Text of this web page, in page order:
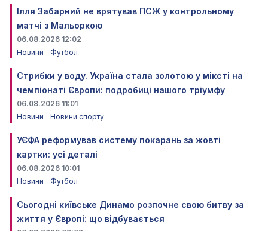
Ілля Забарний не врятував ПСЖ у контрольному
матчі з Мальоркою
06.08.2026 12:02
Новини
Футбол
Стрибки у воду. Україна стала золотою у міксті на
чемпіонаті Європи: подробиці нашого тріумфу
06.08.2026 11:01
Новини
Новини спорту
УЄФА реформував систему покарань за жовті
картки: усі деталі
06.08.2026 10:01
Новини
Футбол
Сьогодні київське Динамо розпочне свою битву за
життя у Європі: що відбувається